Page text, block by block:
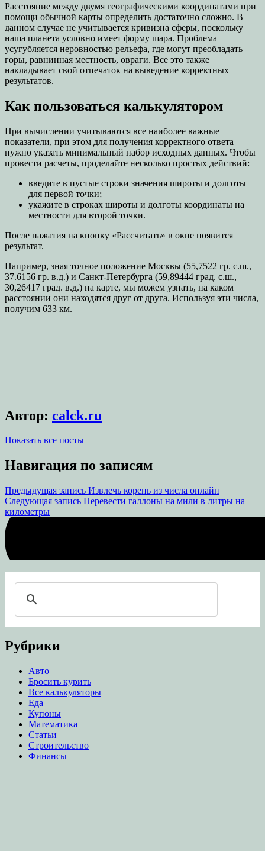
Расстояние между двумя географическими координатами при
помощи обычной карты определить достаточно сложно. В
данном случае не учитывается кривизна сферы, поскольку
наша планета условно имеет форму шара. Проблема
усугубляется неровностью рельефа, где могут преобладать
горы, равнинная местность, овраги. Все это также
накладывает свой отпечаток на выведение корректных
результатов.
Как пользоваться калькулятором
При вычислении учитываются все наиболее важные
показатели, при этом для получения корректного ответа
нужно указать минимальный набор исходных данных. Чтобы
провести расчеты, проделайте несколько простых действий:
введите в пустые строки значения широты и долготы
для первой точки;
укажите в строках широты и долготы координаты на
местности для второй точки.
После нажатия на кнопку «Рассчитать» в окне появится
результат.
Например, зная точное положение Москвы (55,7522 гр. с.ш.,
37.6156 гр. в.д.) и Санкт-Петербурга (59,89444 град. с.ш.,
30,26417 град. в.д.) на карте, мы можем узнать, на каком
расстоянии они находятся друг от друга. Используя эти числа,
получим 633 км.
Автор: calck.ru
Показать все посты
Навигация по записям
Предыдущая запись Извлечь корень из числа онлайн
Следующая запись Перевести галлоны на мили в литры на
километры
Рубрики
Авто
Бросить курить
Все калькуляторы
Еда
Купоны
Математика
Статьи
Строительство
Финансы